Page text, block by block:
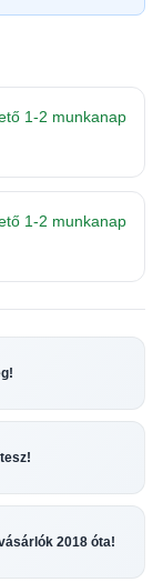
1-2 munkanap
1-2 munkanap
2018 óta!